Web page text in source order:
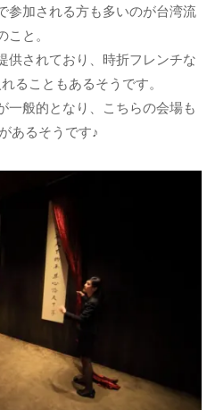
参加される方も多いのが台湾流
こと。
供されており、時折フレンチな
ることもあるそうです。
一般的となり、こちらの会場も
あるそうです♪